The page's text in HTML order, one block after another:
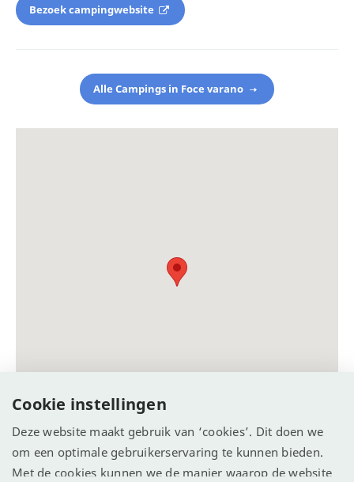
Bezoek campingwebsite
Alle Campings in Foce varano
Cookie instellingen
Deze website maakt gebruik van ‘cookies’. Dit doen we
om een optimale gebruikerservaring te kunnen bieden.
Met de cookies kunnen we de manier waarop de website